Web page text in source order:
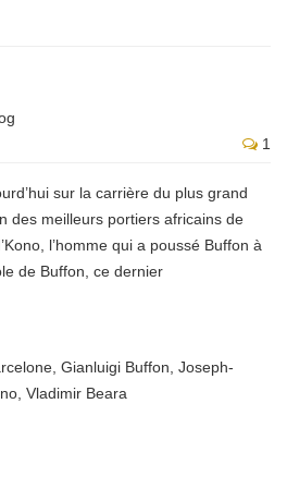
1
sur la carrière du plus grand
des meilleurs portiers africains de
l’homme qui a poussé Buffon à
de Buffon, ce dernier
Gianluigi Buffon Joseph-
Vladimir Beara